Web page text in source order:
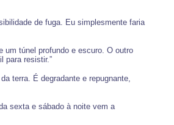
de fuga. Eu simplesmente faria
um túnel profundo e escuro. O outro
para resistir.”
terra. É degradante e repugnante,
sexta e sábado à noite vem a